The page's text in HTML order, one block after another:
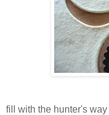
fill with the hunter's